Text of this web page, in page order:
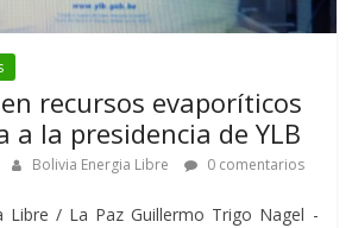
recursos evaporíticos
a la presidencia de YLB
Bolivia Energia Libre 0 comentarios
Libre / La Paz Guillermo Trigo Nagel -